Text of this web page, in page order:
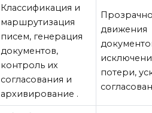
Классификация и
маршрутизация
писем, генерация
документов,
контроль их
согласования и
архивирование .
движения
потери,